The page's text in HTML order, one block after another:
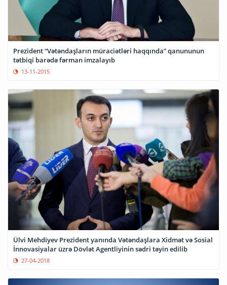
Prezident “Vətəndaşların müraciətləri haqqında” qanununun
tətbiqi barədə fərman imzalayıb
13-11-2015
Ülvi Mehdiyev Prezident yanında Vətəndaşlara Xidmət və Sosial
İnnovasiyalar üzrə Dövlət Agentliyinin sədri təyin edilib
27-04-2018